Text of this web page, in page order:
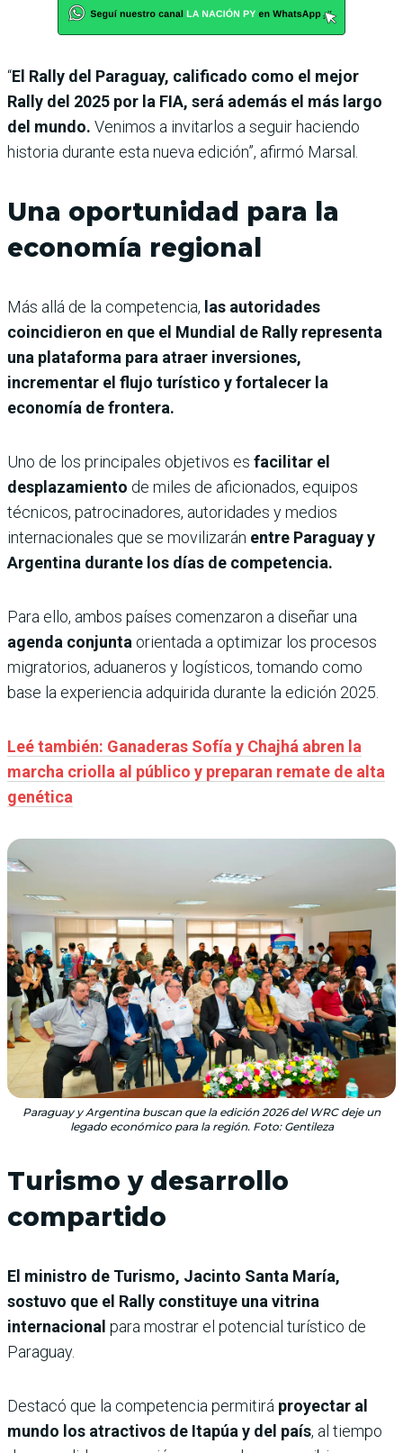
“El Rally del Paraguay, calificado como el mejor
Rally del 2025 por la FIA, será además el más largo
del mundo. Venimos a invitarlos a seguir haciendo
historia durante esta nueva edición”, afirmó Marsal.
Una oportunidad para la
economía regional
Más allá de la competencia, las autoridades
coincidieron en que el Mundial de Rally representa
una plataforma para atraer inversiones,
incrementar el flujo turístico y fortalecer la
economía de frontera.
Uno de los principales objetivos es facilitar el
desplazamiento de miles de aficionados, equipos
técnicos, patrocinadores, autoridades y medios
internacionales que se movilizarán entre Paraguay y
Argentina durante los días de competencia.
Para ello, ambos países comenzaron a diseñar una
agenda conjunta orientada a optimizar los procesos
migratorios, aduaneros y logísticos, tomando como
base la experiencia adquirida durante la edición 2025.
Leé también: Ganaderas Sofía y Chajhá abren la
marcha criolla al público y preparan remate de alta
genética
Paraguay y Argentina buscan que la edición 2026 del WRC deje un
legado económico para la región. Foto: Gentileza
Turismo y desarrollo
compartido
El ministro de Turismo, Jacinto Santa María,
sostuvo que el Rally constituye una vitrina
internacional para mostrar el potencial turístico de
Paraguay.
Destacó que la competencia permitirá proyectar al
mundo los atractivos de Itapúa y del país, al tiempo